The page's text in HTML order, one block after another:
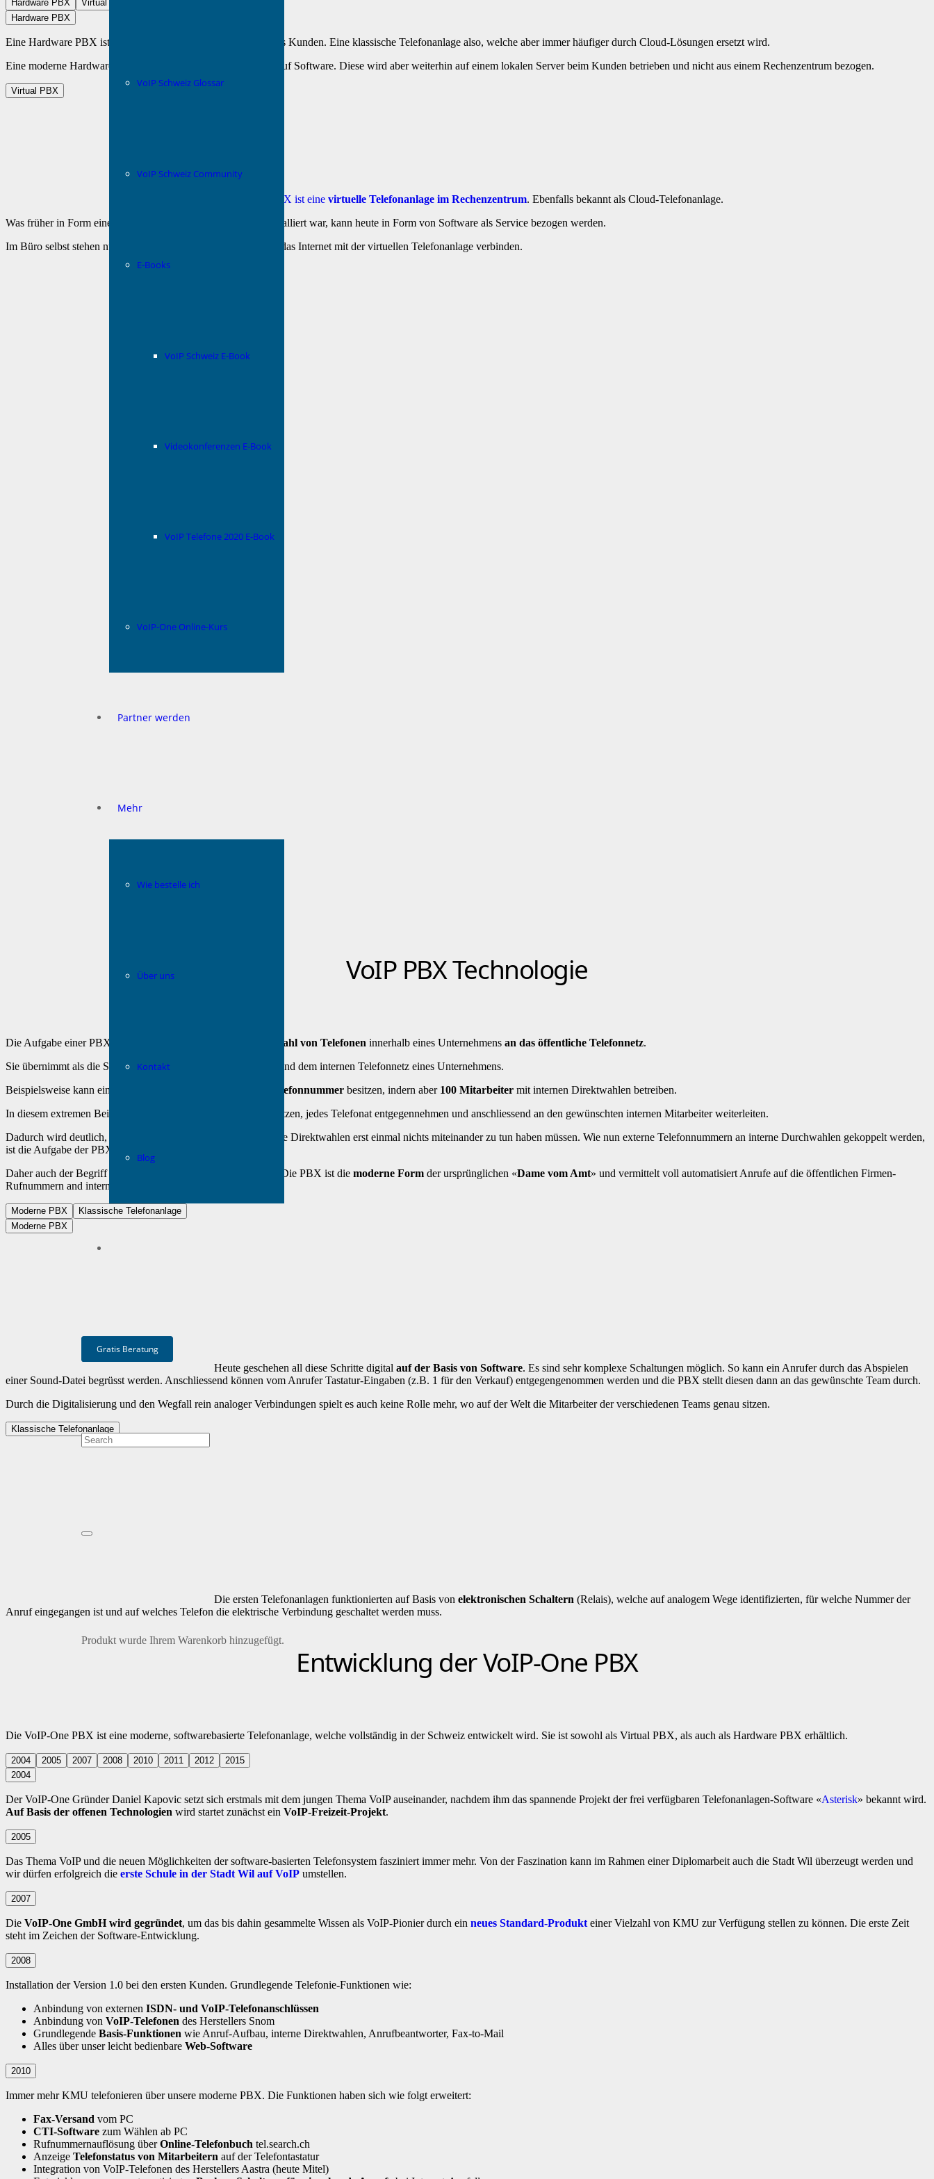
VoIP Schweiz Glossar
VoIP Schweiz Community
E-Books
VoIP Schweiz E-Book
Videokonferenzen E-Book
VoIP Telefone 2020 E-Book
VoIP-One Online-Kurs
Partner werden
Mehr
Wie bestelle ich
Über uns
Kontakt
Blog
Gratis Beratung
Produkt wurde Ihrem Warenkorb hinzugefügt.
Hardware PBX
Virtual PBX
Hardware PBX
Eine Hardware PBX ist eine
im Büro des Kunden. Eine klassische Telefonanlage also, welche aber immer häufiger durch Cloud-Lösungen ersetzt wird.
Eine moderne Hardware PBX basiert so wie die Virtual PBX auf Software. Diese wird aber weiterhin auf einem lokalen Server beim Kunden betrieben und nicht aus einem Rechenzentrum bezogen.
Virtual PBX
Virtual PBX ist eine virtuelle Telefonanlage im Rechenzentrum. Ebenfalls bekannt als Cloud-Telefonanlage.
Was früher in Form einer grauen Box im Büro des Kunden installiert war, kann heute in Form von Software als Service bezogen werden.
Im Büro selbst stehen nur noch die
, welche sich über das Internet mit der virtuellen Telefonanlage verbinden.
VoIP PBX Technologie
Die Aufgabe einer PBX ist die Anbindung einer grossen Anzahl von Telefonen innerhalb eines Unternehmens an das öffentliche Telefonnetz.
Sie übernimmt als die Schnittstelle zwischen dem öffentlichen und dem internen Telefonnetz eines Unternehmens.
Beispielsweise kann ein Unternehmen
nur eine öffentliche Telefonnummer besitzen, indern aber 100 Mitarbeiter mit internen Direktwahlen betreiben.
In diesem extremen Beispiel würde eine Person am Empfang sitzen, jedes Telefonat entgegennehmen und anschliessend an den gewünschten internen Mitarbeiter weiterleiten.
Dadurch wird deutlich, dass externe Telefonnummer und interne Direktwahlen erst einmal nichts miteinander zu tun haben müssen. Wie nun externe Telefonnummern an interne Durchwahlen gekoppelt werden,
ist die Aufgabe der PBX.
Daher auch der Begriff «
«. Die PBX ist die moderne Form der ursprünglichen «Dame vom Amt» und vermittelt voll automatisiert Anrufe auf die öffentlichen Firmen-
Rufnummern and interne Teilnehmer.
Moderne PBX
Klassische Telefonanlage
Moderne PBX
Heute geschehen all diese Schritte digital auf der Basis von Software. Es sind sehr komplexe Schaltungen möglich. So kann ein Anrufer durch das Abspielen
einer Sound-Datei begrüsst werden. Anschliessend können vom Anrufer Tastatur-Eingaben (z.B. 1 für den Verkauf) entgegengenommen werden und die PBX stellt diesen dann an das gewünschte Team durch.
Durch die Digitalisierung und den Wegfall rein analoger Verbindungen spielt es auch keine Rolle mehr, wo auf der Welt die Mitarbeiter der verschiedenen Teams genau sitzen.
Klassische Telefonanlage
Die ersten Telefonanlagen funktionierten auf Basis von elektronischen Schaltern (Relais), welche auf analogem Wege identifizierten, für welche Nummer der
Anruf eingegangen ist und auf welches Telefon die elektrische Verbindung geschaltet werden muss.
Entwicklung der VoIP-One PBX
Die VoIP-One PBX ist eine moderne, softwarebasierte Telefonanlage, welche vollständig in der Schweiz entwickelt wird. Sie ist sowohl als Virtual PBX, als auch als Hardware PBX erhältlich.
2004 2005 2007 2008 2010 2011 2012
2015
2004
Der VoIP-One Gründer Daniel Kapovic setzt sich erstmals mit dem jungen Thema VoIP auseinander, nachdem ihm das spannende Projekt der frei verfügbaren Telefonanlagen-Software «Asterisk» bekannt wird.
Auf Basis der offenen Technologien wird startet zunächst ein VoIP-Freizeit-Projekt.
2005
Das Thema VoIP und die neuen Möglichkeiten der software-basierten Telefonsystem fasziniert immer mehr. Von der Faszination kann im Rahmen einer Diplomarbeit auch die Stadt Wil überzeugt werden und
wir dürfen erfolgreich die erste Schule in der Stadt Wil auf VoIP umstellen.
2007
Die VoIP-One GmbH wird gegründet, um das bis dahin gesammelte Wissen als VoIP-Pionier durch ein neues Standard-Produkt einer Vielzahl von KMU zur Verfügung stellen zu können. Die erste Zeit
steht im Zeichen der Software-Entwicklung.
2008
Installation der Version 1.0 bei den ersten Kunden. Grundlegende Telefonie-Funktionen wie:
Anbindung von externen ISDN- und VoIP-Telefonanschlüssen
Anbindung von VoIP-Telefonen des Herstellers Snom
Grundlegende Basis-Funktionen wie Anruf-Aufbau, interne Direktwahlen, Anrufbeantworter, Fax-to-Mail
Alles über unser leicht bedienbare Web-Software
2010
Immer mehr KMU telefonieren über unsere moderne PBX. Die Funktionen haben sich wie folgt erweitert:
Fax-Versand vom PC
CTI-Software zum Wählen ab PC
Rufnummernauflösung überOnline-Telefonbuch tel.search.ch
Anzeige Telefonstatus von Mitarbeitern auf der Telefontastatur
Integration von VoIP-Telefonen des Herstellers Aastra (heute Mitel)